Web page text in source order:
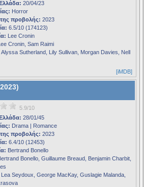
20/04/23
Horror
προβολής: 2023
6.5/10 (174123)
Lee Cronin
Cronin, Sam Raimi
Alyssa Sutherland, Lily Sullivan, Morgan Davies, Nell
[iMDB]
5.9/10
28/01/45
Drama | Romance
προβολής: 2023
6.4/10 (12453)
Bertrand Bonello
Bonello, Guillaume Breaud, Benjamin Charbit,
Lea Seydoux, George MacKay, Guslagie Malanda,